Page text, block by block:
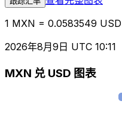
1 MXN = 0.0583549 USD
2026年8月9日 UTC 10:11
MXN 兑 USD 图表